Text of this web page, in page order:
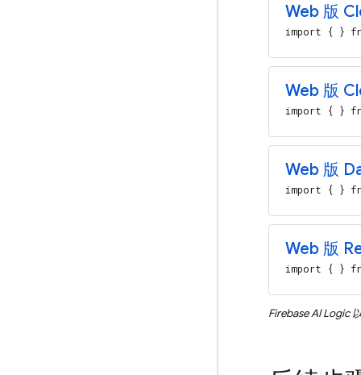
Web 版
import { }
Web 版
import { }
Web 版
import { }
Web 版
import { }
Firebase AI Logic